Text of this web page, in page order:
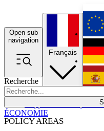
Open sub
navigation
Recherche
POLICY AREAS
Français
ÉCONOMIE